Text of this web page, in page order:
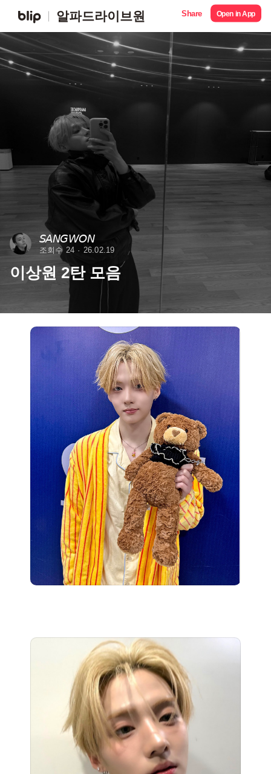
알파드라이브원 Share Open in App
𝘚𝘈𝘕𝘎𝘞𝘖𝘕
조회수 24 26.02.19
이상원 2탄 모음